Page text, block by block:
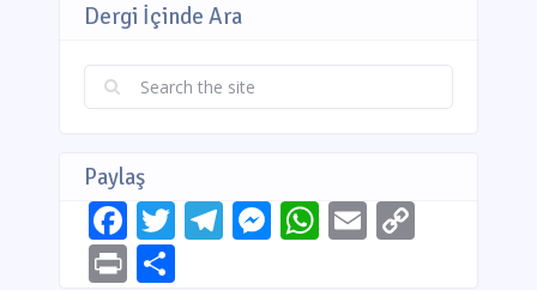
Dergi İçinde Ara
Paylaş
Facebook
Twitter
Telegram
Messenger
WhatsApp
EmailCopy
PrintShare